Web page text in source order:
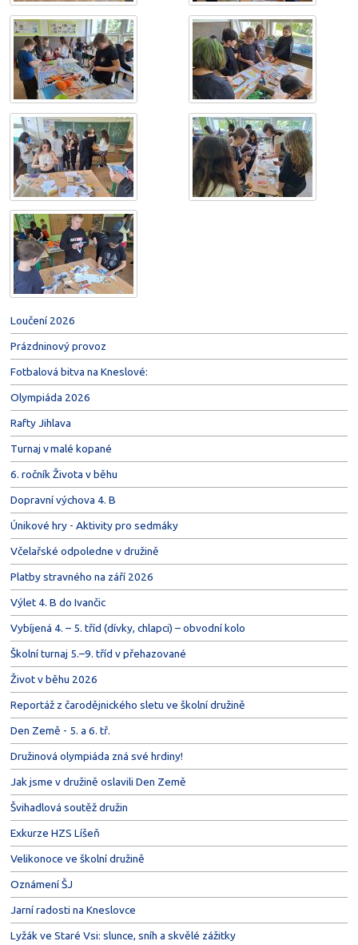
Loučení 2026
Prázdninový provoz
Fotbalová bitva na Kneslové:
Olympiáda 2026
Rafty Jihlava
Turnaj v malé kopané
6. ročník Života v běhu
Dopravní výchova 4. B
Únikové hry - Aktivity pro sedmáky
Včelařské odpoledne v družině
Platby stravného na září 2026
Výlet 4. B do Ivančic
Vybíjená 4. – 5. tříd (dívky, chlapci) – obvodní kolo
Školní turnaj 5.–9. tříd v přehazované
Život v běhu 2026
Reportáž z čarodějnického sletu ve školní družině
Den Země - 5. a 6. tř.
Družinová olympiáda zná své hrdiny!
Jak jsme v družině oslavili Den Země
Švihadlová soutěž družin
Exkurze HZS Líšeň
Velikonoce ve školní družině
Oznámení ŠJ
Jarní radosti na Kneslovce
Lyžák ve Staré Vsi: slunce, sníh a skvělé zážitky